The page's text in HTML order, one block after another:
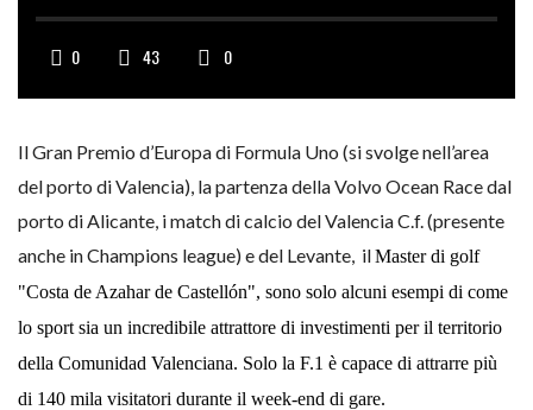
0 43 0
Il Gran Premio d’Europa di Formula Uno (si svolge nell’area
del porto di Valencia), la partenza della Volvo Ocean Race dal
porto di Alicante, i match di calcio del Valencia C.f. (presente
anche in Champions league) e del Levante, ilMaster di golf
"Costa de Azahar de Castellón", sono solo alcuni esempi di come
lo sport sia un incredibile attrattore di investimenti per il territorio
della Comunidad Valenciana. Solo la F.1 è capace di attrarre più
di 140 mila visitatori durante il week-end di gare.